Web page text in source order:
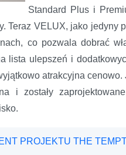
Standard Plus i
VELUX, jako jedyny
co pozwala dobrać
lista ulepszeń i
atrakcyjna cenowo.
i zostały
PROJEKTU THE